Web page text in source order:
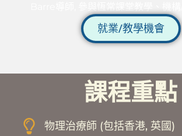
就業/教學機會
課程重點
物理治療師 (包括香港, 英國)